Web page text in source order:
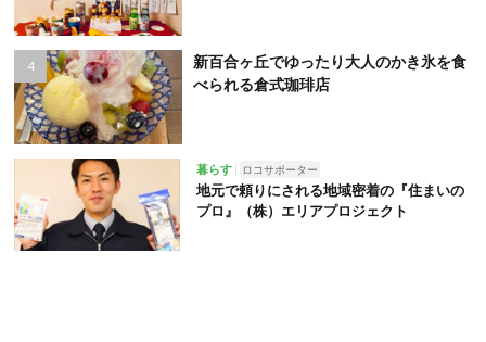
新百合ヶ丘でゆったり大人のかき氷を食
べられる倉式珈琲店
暮らす ロコサポーター
地元で頼りにされる地域密着の『住まいの
プロ』（株）エリアプロジェクト